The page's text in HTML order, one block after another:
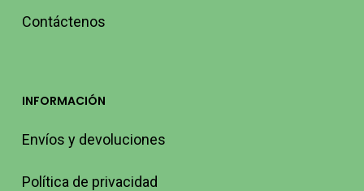
Contáctenos
INFORMACIÓN
Envíos y devoluciones
Política de privacidad